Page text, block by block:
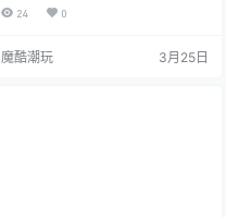
24 0
魔酷潮玩 3月25日